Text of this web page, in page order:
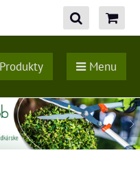
Menu